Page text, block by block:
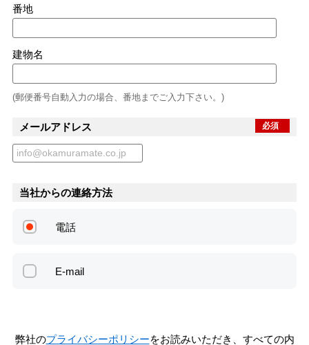
番地
建物名
(郵便番号自動入力の場合、番地までご入力下さい。)
メールアドレス 必須
当社からの連絡方法
電話
E-mail
弊社のプライバシーポリシーをお読みいただき、すべての内